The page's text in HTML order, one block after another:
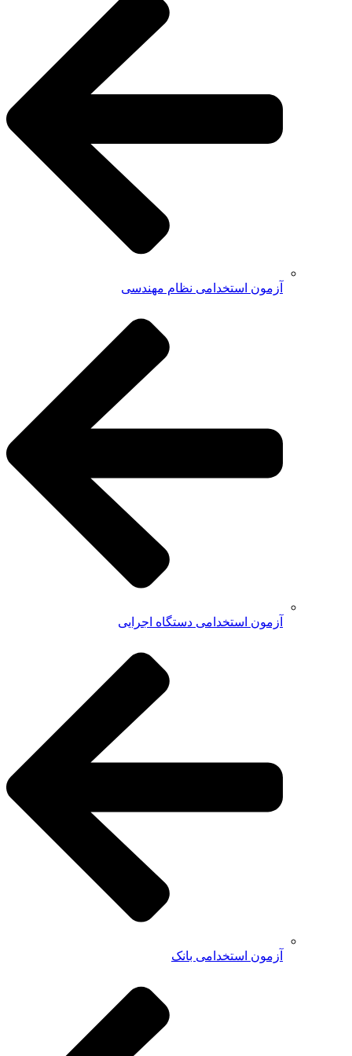
آزمون استخدامی نظام مهندسی
آزمون استخدامی دستگاه اجرایی
آزمون استخدامی بانک